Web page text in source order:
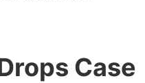
Case